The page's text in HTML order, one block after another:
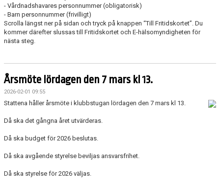
- Vårdnadshavares personnummer (obligatorisk)
- Barn personnummer (frivilligt)
Scrolla längst ner på sidan och tryck på knappen “Till Fritidskortet”. Du
kommer därefter slussas till Fritidskortet och E-hälsomyndigheten för
nästa steg.
Årsmöte lördagen den 7 mars kl 13.
2026-02-01 09:55
Stattena håller årsmöte i klubbstugan lördagen den 7 mars kl 13.
Då ska det gångna året utvärderas.
Då ska budget för 2026 beslutas.
Då ska avgående styrelse beviljas ansvarsfrihet.
Då ska styrelse för 2026 väljas.